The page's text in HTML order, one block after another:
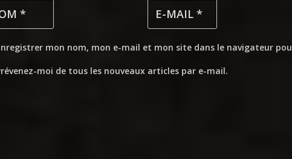
mon nom, mon e-mail et mon site dans le navigateur
moi de tous les nouveaux articles par e-mail.